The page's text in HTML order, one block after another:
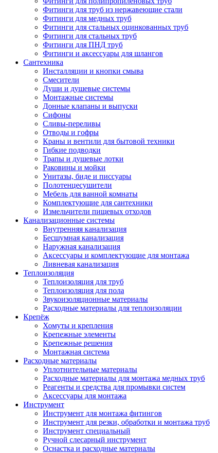
Фитинги для труб из нержавеющие стали
Фитинги для медных труб
Фитинги для стальных оцинкованных труб
Фитинги для стальных труб
Фитинги для ПНД труб
Фитинги и аксессуары для шлангов
Сантехника
Инсталляции и кнопки смыва
Смесители
Души и душевые системы
Монтажные системы
Донные клапаны и выпуски
Сифоны
Сливы-переливы
Отводы и гофры
Краны и вентили для бытовой техники
Гибкие подводки
Трапы и душевые лотки
Раковины и мойки
Унитазы, биде и писсуары
Полотенцесушители
Мебель для ванной комнаты
Комплектующие для сантехники
Измельчители пищевых отходов
Канализационные системы
Внутренняя канализация
Бесшумная канализация
Наружная канализация
Аксессуары и комплектующие для монтажа
Ливневая канализация
Теплоизоляция
Теплоизоляция для труб
Теплоизоляция для пола
Звукоизоляционные материалы
Расходные материалы для теплоизоляции
Крепёж
Хомуты и крепления
Крепежные элементы
Крепежные решения
Монтажная система
Расходные материалы
Уплотнительные материалы
Расходные материалы для монтажа медных труб
Реагенты и средства для промывки систем
Аксессуары для монтажа
Инструмент
Инструмент для монтажа фитингов
Инструмент для резки, обработки и монтажа труб
Инструмент специальный
Ручной слесарный инструмент
Оснастка и расходные материалы